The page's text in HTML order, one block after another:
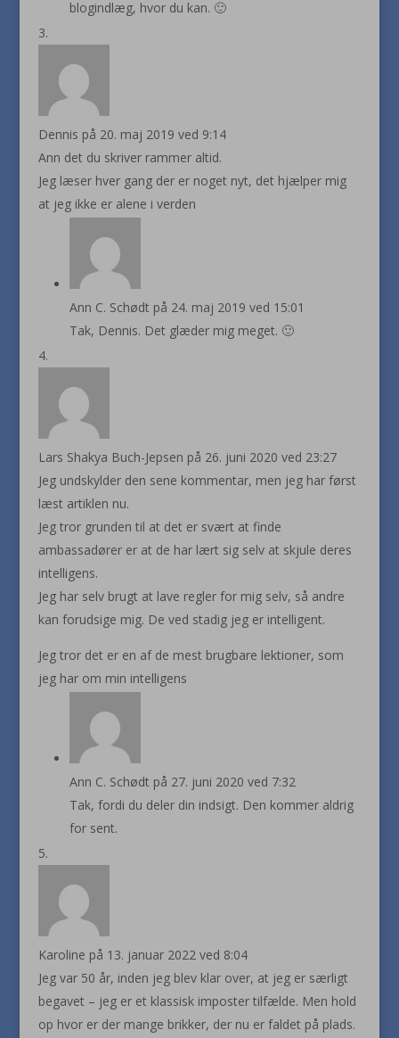
blogindlæg, hvor du kan. 🙂
Dennis på 20. maj 2019 ved 9:14
Ann det du skriver rammer altid.
Jeg læser hver gang der er noget nyt, det hjælper mig
at jeg ikke er alene i verden
Ann C. Schødt på 24. maj 2019 ved 15:01
Tak, Dennis. Det glæder mig meget. 🙂
Lars Shakya Buch-Jepsen på 26. juni 2020 ved 23:27
Jeg undskylder den sene kommentar, men jeg har først
læst artiklen nu.
Jeg tror grunden til at det er svært at finde
ambassadører er at de har lært sig selv at skjule deres
intelligens.
Jeg har selv brugt at lave regler for mig selv, så andre
kan forudsige mig. De ved stadig jeg er intelligent.
Jeg tror det er en af de mest brugbare lektioner, som
jeg har om min intelligens
Ann C. Schødt på 27. juni 2020 ved 7:32
Tak, fordi du deler din indsigt. Den kommer aldrig
for sent.
Karoline på 13. januar 2022 ved 8:04
Jeg var 50 år, inden jeg blev klar over, at jeg er særligt
begavet – jeg er et klassisk imposter tilfælde. Men hold
op hvor er der mange brikker, der nu er faldet på plads.